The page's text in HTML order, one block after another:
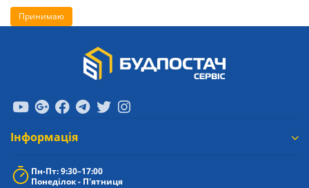
Принимаю
Iнформація
Пн-Пт: 9:30–17:00
Понеділок - П'ятниця